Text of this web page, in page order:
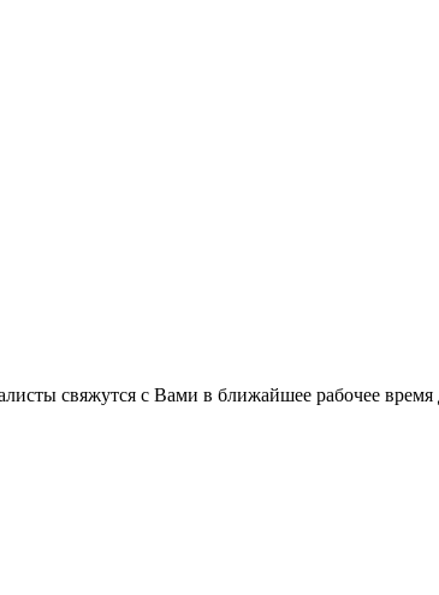
свяжутся с Вами в ближайшее рабочее